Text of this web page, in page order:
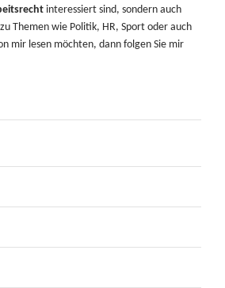
interessiert sind, sondern auch
Themen wie Politik, HR, Sport oder auch
mir lesen möchten, dann folgen Sie mir